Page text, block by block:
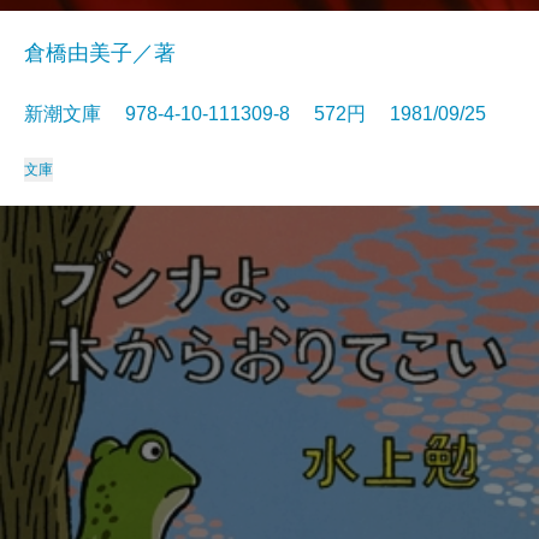
倉橋由美子／著
新潮文庫 978-4-10-111309-8 572円 1981/09/25
文庫